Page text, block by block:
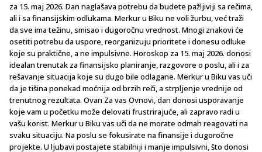
za 15. maj 2026. Dan naglašava potrebu da budete pažljiviji sa rečima,
ali i sa finansijskim odlukama. Merkur u Biku ne voli žurbu, već traži
da sve ima težinu, smisao i dugoročnu vrednost. Mnogi znakovi će
osetiti potrebu da uspore, reorganizuju prioritete i donesu odluke
koje su praktične, a ne impulsivne. Horoskop za 15. maj 2026. donosi
idealan trenutak za finansijsko planiranje, razgovore o poslu, ali i za
rešavanje situacija koje su dugo bile odlagane. Merkur u Biku vas uči
da je tišina ponekad moćnija od brzih reči, a strpljenje vrednije od
trenutnog rezultata. Ovan Za vas Ovnovi, dan donosi usporavanje
koje vam u početku može delovati frustrirajuće, ali zapravo radi u
vašu korist. Merkur u Biku vas uči da ne morate odmah reagovati na
svaku situaciju. Na poslu se fokusirate na finansije i dugoročne
projekte. U ljubavi postajete stabilniji i manje impulsivni, što donosi